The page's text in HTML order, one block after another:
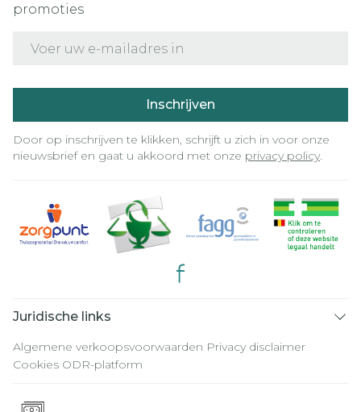
promoties
Inschrijven
Door op inschrijven te klikken, schrijft u zich in voor onze
nieuwsbrief en gaat u akkoord met onze privacy policy.
Juridische links
Algemene verkoopsvoorwaarden Privacy disclaimer
Cookies ODR-platform